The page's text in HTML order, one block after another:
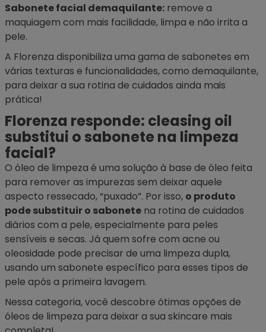
Sabonete facial demaquilante: remove a
maquiagem com mais facilidade, limpa e não irrita a
pele.
A Florenza disponibiliza uma gama de sabonetes em
várias texturas e funcionalidades, como demaquilante,
para deixar a sua rotina de cuidados ainda mais
prática!
Florenza responde: cleasing oil
substitui o sabonete na limpeza
facial?
O óleo de limpeza é uma solução à base de óleo feita
para remover as impurezas sem deixar aquele
aspecto ressecado, “puxado”. Por isso, o produto
pode substituir o sabonete na rotina de cuidados
diários com a pele, especialmente para peles
sensíveis e secas. Já quem sofre com acne ou
oleosidade pode precisar de uma limpeza dupla,
usando um sabonete específico para esses tipos de
pele após a primeira lavagem.
Nessa categoria, você descobre ótimas opções de
óleos de limpeza para deixar a sua skincare mais